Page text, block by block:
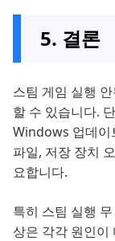
5. 결론
스팀 게임 실행
할 수 있습니다.
Windows 업데이
파일, 저장 장치
요합니다.
특히 스팀 실행
상은 각각 원인이